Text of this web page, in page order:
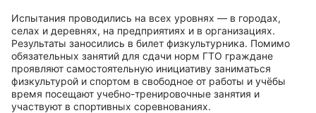
Испытания проводились на всех уровнях — в городах,
селах и деревнях, на предприятиях и в организациях.
Результаты заносились в билет физкультурника. Помимо
обязательных занятий для сдачи норм ГТО граждане
проявляют самостоятельную инициативу заниматься
физкультурой и спортом в свободное от работы и учёбы
время посещают учебно-тренировочные занятия и
участвуют в спортивных соревнованиях.